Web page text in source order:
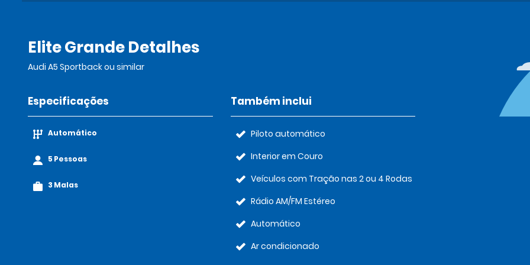
Elite Grande Detalhes
Audi A5 Sportback ou similar
Especificações
Automático
5 Pessoas
3 Malas
Também inclui
Piloto automático
Interior em Couro
Veículos com Tração nas 2 ou 4 Rodas
Rádio AM/FM Estéreo
Automático
Ar condicionado